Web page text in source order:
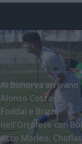
Al Bonorva arrivano
Alonso Costas,
Foddai e Brizzi,
nell'Orrolese con Boi
ecco Morleo, Choflas